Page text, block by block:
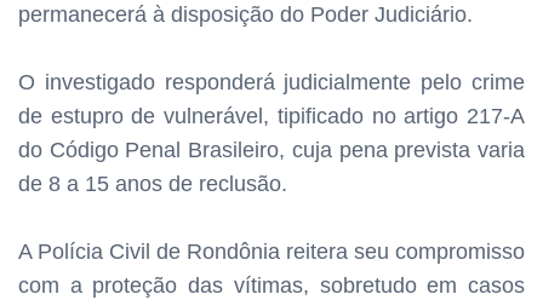
permanecerá à disposição do Poder Judiciário.
O investigado responderá judicialmente pelo crime
de estupro de vulnerável, tipificado no artigo 217-A
do Código Penal Brasileiro, cuja pena prevista varia
de 8 a 15 anos de reclusão.
A Polícia Civil de Rondônia reitera seu compromisso
com a proteção das vítimas, sobretudo em casos